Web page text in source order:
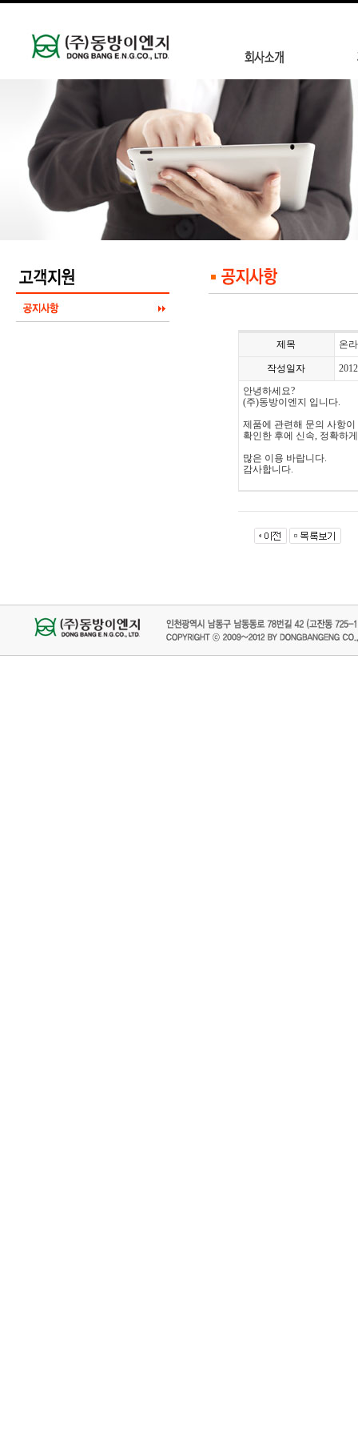
제목 온
작성일자
안녕하세요?
(주)동방이엔지 입니다.
제품에 관련해 문의 사항
확인한 후에 신속, 정확하
많은 이용 바랍니다.
감사합니다.